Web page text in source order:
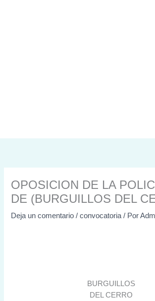
OPOSICION DE LA
DE (BURGUILLOS DEL
Deja un comentario /convocatoria/ Por
BURGUILLOS
DEL CERRO